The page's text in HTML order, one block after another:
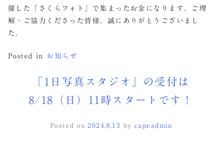
催した「さくらフォト」で集まったお金になります。ご理
解・ご協力くださった皆様、誠にありがとうございまし
た。
Posted in お知らせ
「1日写真スタジオ」の受付は
8/18（日）11時スタートです！
Posted on2024.8.13 bycapeadmin